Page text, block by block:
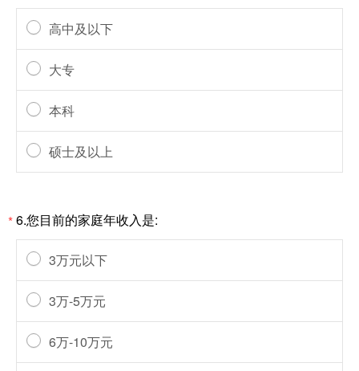
高中及以下
大专
本科
硕士及以上
*6.您目前的家庭年收入是:
3万元以下
3万-5万元
6万-10万元